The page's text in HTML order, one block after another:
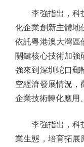
李強指出，科技
化企業創新主體地
依託粵港澳大灣區
關鍵核心技術加強
強來到深圳蛇口郵
空經濟發展情況，
企業技術轉化應用
李強指出，科技
業生態，培育拓展